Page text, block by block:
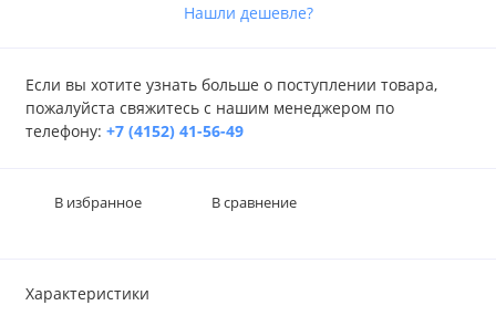
Нашли дешевле?
Если вы хотите узнать больше о поступлении товара,
пожалуйста свяжитесь с нашим менеджером по
телефону: +7 (4152) 41-56-49
В избранное В сравнение
Характеристики